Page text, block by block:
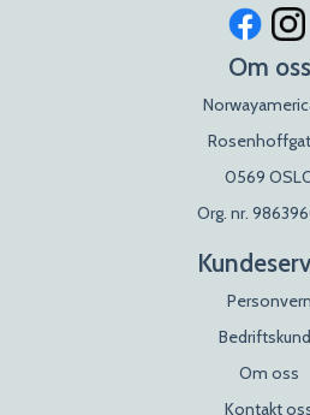
Om oss
0569
Org. nr.
Personvern
Om oss
Kontakt